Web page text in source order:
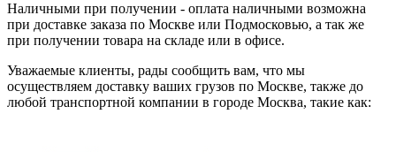
Наличными при получении - оплата наличными возможна
при доставке заказа по Москве или Подмосковью, а так же
при получении товара на складе или в офисе.
Уважаемые клиенты, рады сообщить вам, что мы
осуществляем доставку ваших грузов по Москве, также до
любой транспортной компании в городе Москва, такие как: